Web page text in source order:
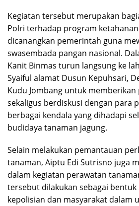
Kegiatan tersebut merupakan
Polri terhadap program
dicanangkan pemerintah guna
swasembada pangan nasional.
Kanit Binmas turun langsung ke
Syaiful alamat Dusun Kepuhsari,
Kudu Jombang untuk
sekaligus berdiskusi dengan para
berbagai kendala yang dihadapi
budidaya tanaman jagung.
Selain melakukan pemantauan
tanaman, Aiptu Edi Sutrisno juga
dalam kegiatan perawatan
tersebut dilakukan sebagai
kepolisian dan masyarakat dalam